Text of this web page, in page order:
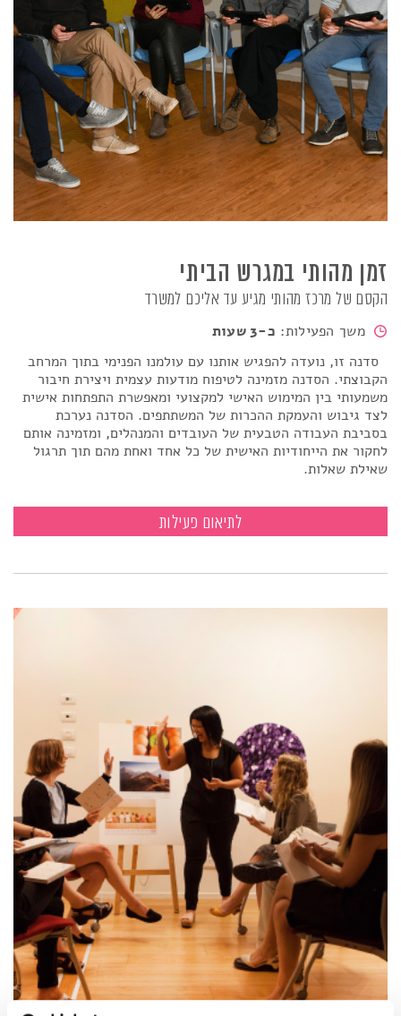
זמן מהותי במגרש הביתי
הקסם של מרכז מהותי מגיע עד אליכם למשרד
משך הפעילות: כ-3 שעות
סדנה זו, נועדה להפגיש אותנו עם עולמנו הפנימי בתוך המרחב
הקבוצתי. הסדנה מזמינה לטיפוח מודעות עצמית ויצירת חיבור
משמעותי בין המימוש האישי למקצועי ומאפשרת התפתחות אישית
לצד גיבוש והעמקת ההכרות של המשתתפים. הסדנה נערכת
בסביבת העבודה הטבעית של העובדים והמנהלים, ומזמינה אותם
לחקור את הייחודיות האישית של כל אחד ואחת מהם תוך תרגול
שאילת שאלות.
לתיאום פעילות